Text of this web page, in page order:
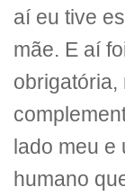
aí eu tive
mãe. E aí
obrigatória,
lado meu
humano